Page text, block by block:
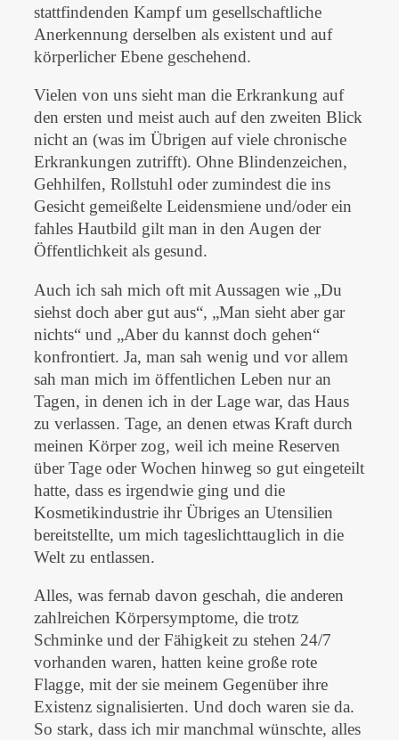
stattfindenden Kampf um gesellschaftliche
Anerkennung derselben als existent und auf
körperlicher Ebene geschehend.
Vielen von uns sieht man die Erkrankung auf
den ersten und meist auch auf den zweiten Blick
nicht an (was im Übrigen auf viele chronische
Erkrankungen zutrifft). Ohne Blindenzeichen,
Gehhilfen, Rollstuhl oder zumindest die ins
Gesicht gemeißelte Leidensmiene und/oder ein
fahles Hautbild gilt man in den Augen der
Öffentlichkeit als gesund.
Auch ich sah mich oft mit Aussagen wie „Du
siehst doch aber gut aus“, „Man sieht aber gar
nichts“ und „Aber du kannst doch gehen“
konfrontiert. Ja, man sah wenig und vor allem
sah man mich im öffentlichen Leben nur an
Tagen, in denen ich in der Lage war, das Haus
zu verlassen. Tage, an denen etwas Kraft durch
meinen Körper zog, weil ich meine Reserven
über Tage oder Wochen hinweg so gut eingeteilt
hatte, dass es irgendwie ging und die
Kosmetikindustrie ihr Übriges an Utensilien
bereitstellte, um mich tageslichttauglich in die
Welt zu entlassen.
Alles, was fernab davon geschah, die anderen
zahlreichen Körpersymptome, die trotz
Schminke und der Fähigkeit zu stehen 24/7
vorhanden waren, hatten keine große rote
Flagge, mit der sie meinem Gegenüber ihre
Existenz signalisierten. Und doch waren sie da.
So stark, dass ich mir manchmal wünschte, alles